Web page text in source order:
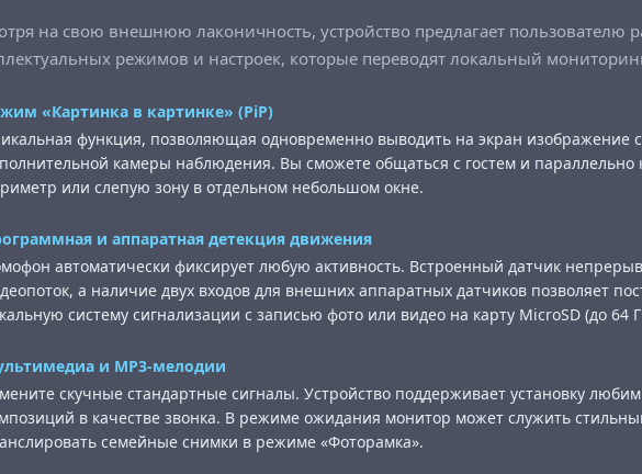
на свою внешнюю лаконичность, устройство предлагает пользователю
режимов и настроек, которые переводят локальный
«Картинка в картинке» (PiP)
функция, позволяющая одновременно выводить на экран изображение
камеры наблюдения. Вы сможете общаться с гостем и параллельно
или слепую зону в отдельном небольшом окне.
и аппаратная детекция движения
автоматически фиксирует любую активность. Встроенный датчик
а наличие двух входов для внешних аппаратных датчиков позволяет
систему сигнализации с записью фото или видео на карту MicroSD (до 64
и MP3-мелодии
скучные стандартные сигналы. Устройство поддерживает установку
в качестве звонка. В режиме ожидания монитор может служить
семейные снимки в режиме «Фоторамка».